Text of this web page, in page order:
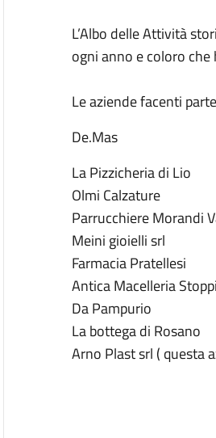
L’Albo delle Attività
ogni anno e coloro
Le aziende facenti
De.Mas
La Pizzicheria di Lio
Olmi Calzature
Parrucchiere Morandi
Meini gioielli srl
Farmacia Pratellesi
Antica Macelleria
Da Pampurio
La bottega di Rosano
Arno Plast srl ( questa